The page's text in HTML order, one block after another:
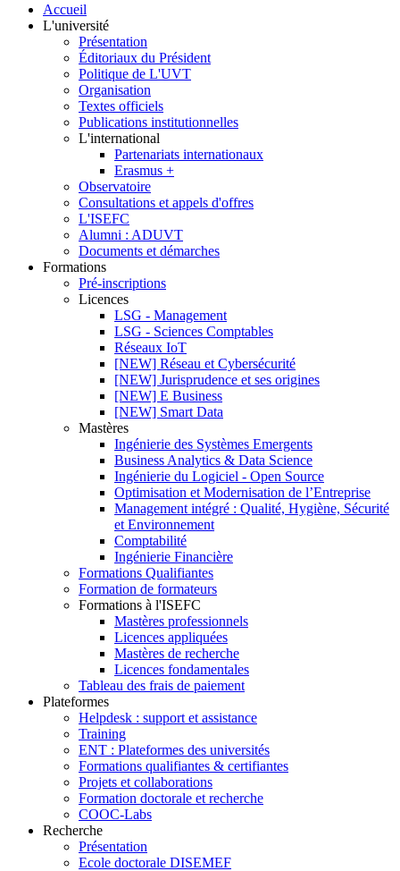
Accueil
L'université
Présentation
Éditoriaux du Président
Politique de L'UVT
Organisation
Textes officiels
Publications institutionnelles
L'international
Partenariats internationaux
Erasmus +
Observatoire
Consultations et appels d'offres
L'ISEFC
Alumni : ADUVT
Documents et démarches
Formations
Pré-inscriptions
Licences
LSG - Management
LSG - Sciences Comptables
Réseaux IoT
[NEW] Réseau et Cybersécurité
[NEW] Jurisprudence et ses origines
[NEW] E Business
[NEW] Smart Data
Mastères
Ingénierie des Systèmes Emergents
Business Analytics & Data Science
Ingénierie du Logiciel - Open Source
Optimisation et Modernisation de l’Entreprise
Management intégré : Qualité, Hygiène, Sécurité
et Environnement
Comptabilité
Ingénierie Financière
Formations Qualifiantes
Formation de formateurs
Formations à l'ISEFC
Mastères professionnels
Licences appliquées
Mastères de recherche
Licences fondamentales
Tableau des frais de paiement
Plateformes
Helpdesk : support et assistance
Training
ENT : Plateformes des universités
Formations qualifiantes & certifiantes
Projets et collaborations
Formation doctorale et recherche
COOC-Labs
Recherche
Présentation
Ecole doctorale DISEMEF